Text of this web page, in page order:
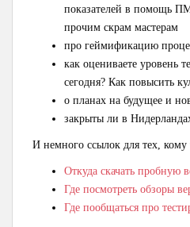
показателей в помощь
прочим скрам мастерам
про геймификацию
как оцениваете уровень
сегодня? Как повысить
о планах на будущее и
закрыты ли в
И немного ссылок для тех,
Откуда скачать пробную
Где посмотреть обзоры
Где пообщаться про